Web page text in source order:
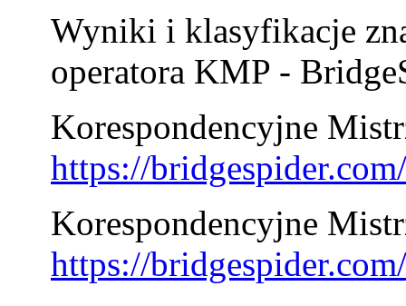
Wyniki i klasyfikacje
operatora KMP -
Korespondencyjne
https://
Korespondencyjne
https://